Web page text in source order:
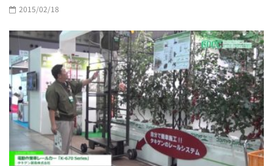
2015/02/18